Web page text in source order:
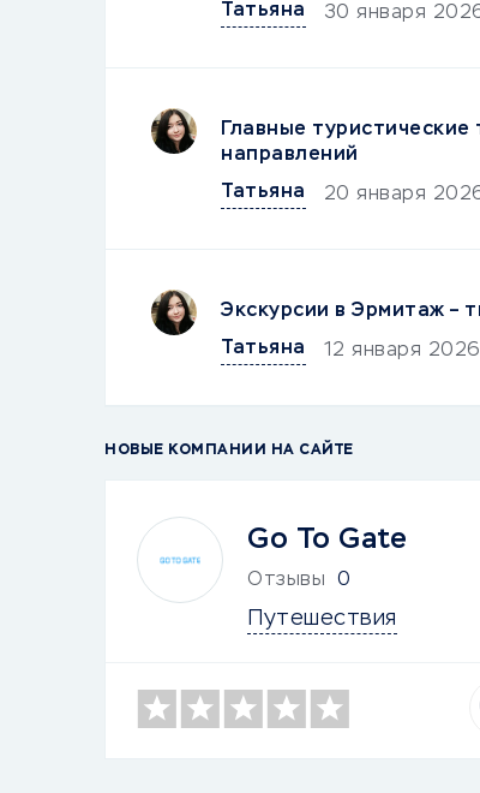
Татьяна
30 января
Главные
направлений
Татьяна
20 января
Экскурсии в Эрмитаж –
Татьяна
12 января 2026
НОВЫЕ КОМПАНИИ НА САЙТЕ
Go To Gate
Отзывы 0
Путешествия